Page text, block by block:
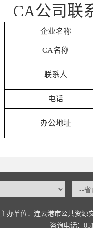
CA公司联
企业名称
CA名称
联系人
电话
办公地址
主办单位：连云港市公共资源
咨询电话：